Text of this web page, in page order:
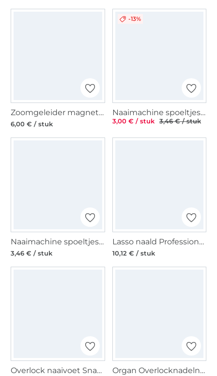
Zoomgeleider magnetisch
6,00 € / stuk
-13%
Naaimachine spoeltjes voor roterende grijper klein KST, Ø 21,2 mm x 9,2 mm
3,00 € / stuk 3,46 € / stuk
Naaimachine spoeltjes voor CB haak KST, Ø 20,5 mm x 11,7 mm
3,46 € / stuk
Lasso naald Professional Patchwork
10,12 € / stuk
Overlock naaivoet Snap-On Organ Overlocknadeln ELX 705, 80-90